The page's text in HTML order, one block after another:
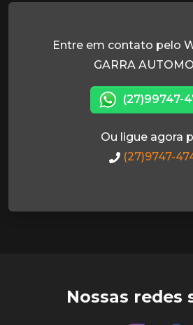
Entre em contato pelo
GARRA
(27)99747-
Ou ligue agora
(27)9747-
Nossas redes